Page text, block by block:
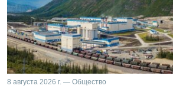
8 августа 2026 г. — Общество